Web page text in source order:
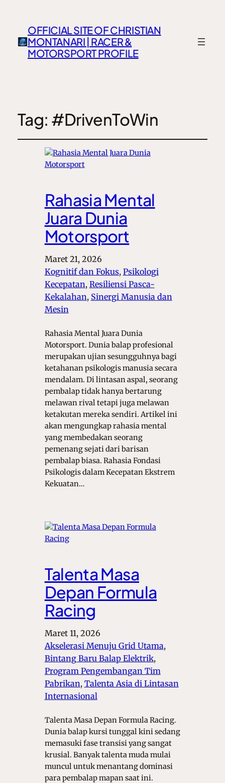
OFFICIAL SITE OF CHRISTIAN
MONTANARI | RACER &
MOTORSPORT PROFILE
Tag: #DrivenToWin
Rahasia Mental
Juara Dunia
Motorsport
Maret 21, 2026
Kognitif dan Fokus, Psikologi
Kecepatan, Resiliensi Pasca-
Kekalahan, Sinergi Manusia dan
Mesin
Rahasia Mental Juara Dunia
Motorsport. Dunia balap profesional
merupakan ujian sesungguhnya bagi
ketahanan psikologis manusia secara
mendalam. Di lintasan aspal, seorang
pembalap tidak hanya bertarung
melawan rival tetapi juga melawan
ketakutan mereka sendiri. Artikel ini
akan mengungkap rahasia mental
yang membedakan seorang
pemenang sejati dari barisan
pembalap biasa. Rahasia Fondasi
Psikologis dalam Kecepatan Ekstrem
Kekuatan…
Talenta Masa
Depan Formula
Racing
Maret 11, 2026
Akselerasi Menuju Grid Utama
Bintang Baru Balap Elektrik
Program Pengembangan Tim
Pabrikan, Talenta Asia di Lintasan
Internasional
Talenta Masa Depan Formula Racing.
Dunia balap kursi tunggal kini sedang
memasuki fase transisi yang sangat
krusial. Banyak talenta muda mulai
muncul untuk menantang dominasi
para pembalap mapan saat ini.